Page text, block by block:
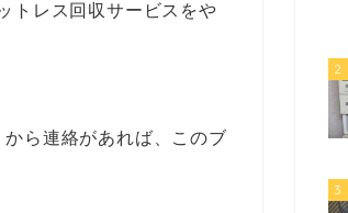
トレス回収サービスをや
ら連絡があれば、このブ
2
3